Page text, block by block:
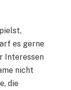
es gerne
Interessen
nicht
die